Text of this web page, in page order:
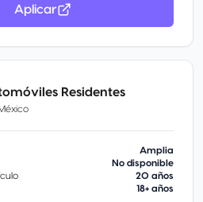
Aplicar
Residentes
Amplia
No disponible
20 años
18+ años